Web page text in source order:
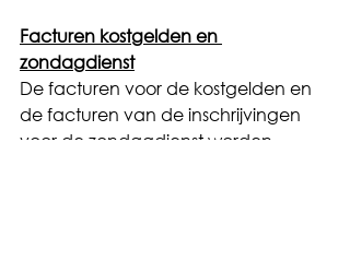
Facturen kostgelden en
zondagdienst
De facturen voor de kostgelden en
de facturen van de inschrijvingen
voor de zondagdienst worden